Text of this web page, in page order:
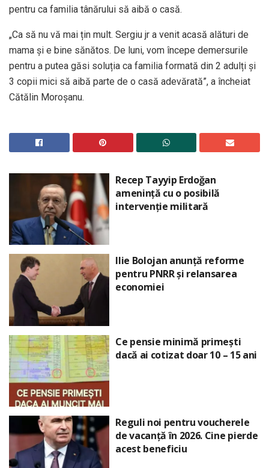
pentru ca familia tânărului să aibă o casă.
„Ca să nu vă mai țin mult. Sergiu jr a venit acasă alături de
mama și e bine sănătos. De luni, vom începe demersurile
pentru a putea găsi soluția ca familia formată din 2 adulți și
3 copii mici să aibă parte de o casă adevărată”, a încheiat
Cătălin Moroșanu.
Recep Tayyip Erdoğan
amenință cu o posibilă
intervenție militară
Ilie Bolojan anunță reforme
pentru PNRR și relansarea
economiei
Ce pensie minimă primești
dacă ai cotizat doar 10 – 15 ani
Reguli noi pentru voucherele
de vacanță în 2026. Cine pierde
acest beneficiu